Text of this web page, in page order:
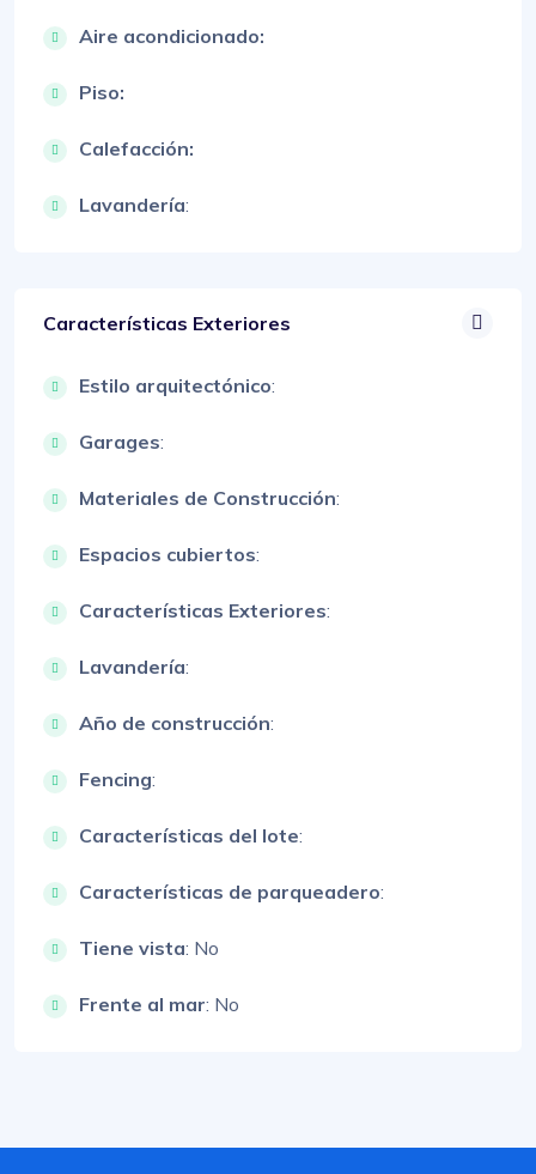
Aire acondicionado:
Piso:
Calefacción:
Lavandería:
Características Exteriores
Estilo arquitectónico:
Garages:
Materiales de Construcción:
Espacios cubiertos:
Características Exteriores:
Lavandería:
Año de construcción:
Fencing:
Características del lote:
Características de parqueadero:
Tiene vista: No
Frente al mar: No